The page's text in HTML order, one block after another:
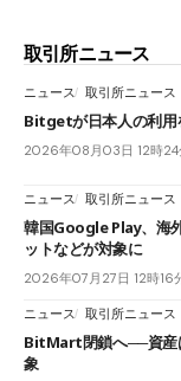
取引所ニュース
ニュース 取引所ニュース
Bitgetが日本人の利用
2026年08月03日 12時24
ニュース 取引所ニュース
韓国Google Play、海
ットなどが対象に
2026年07月27日 12時16
ニュース 取引所ニュース
BitMart閉鎖へ──資産
象